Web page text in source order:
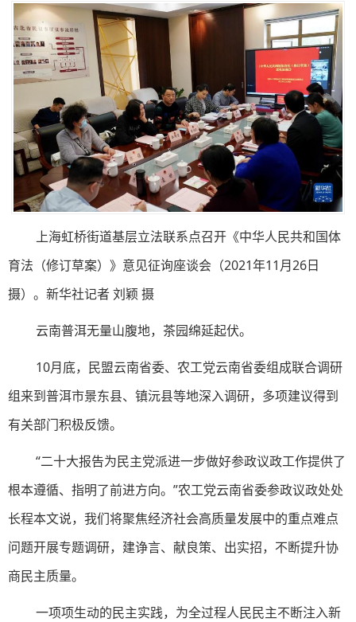
上海虹桥街道基层立法联系点召开《中华人民共和国体
育法（修订草案）》意见征询座谈会（2021年11月26日
摄）。新华社记者 刘颖 摄
云南普洱无量山腹地，茶园绵延起伏。
10月底，民盟云南省委、农工党云南省委组成联合调研
组来到普洱市景东县、镇沅县等地深入调研，多项建议得到
有关部门积极反馈。
“二十大报告为民主党派进一步做好参政议政工作提供了
根本遵循、指明了前进方向。”农工党云南省委参政议政处处
长程本文说，我们将聚焦经济社会高质量发展中的重点难点
问题开展专题调研，建诤言、献良策、出实招，不断提升协
商民主质量。
一项项生动的民主实践，为全过程人民民主不断注入新